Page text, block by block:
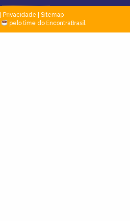
Privacidade
Sitemap
pelo time do EncontraBrasil